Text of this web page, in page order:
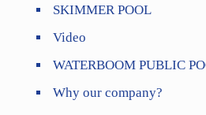
SKIMMER POOL
Video
WATERBOOM PUBLIC
Why our company?